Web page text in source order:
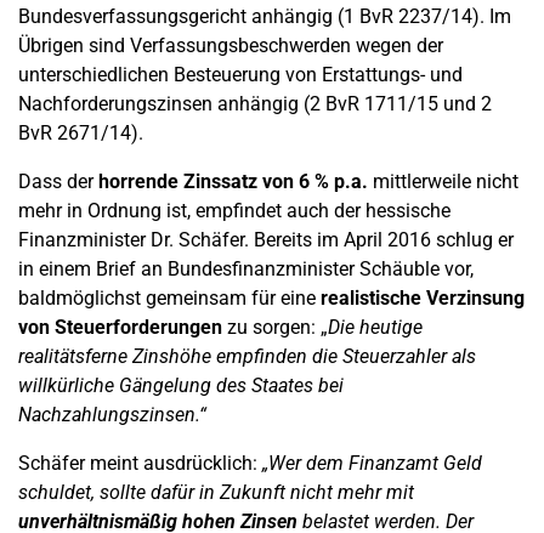
Bundesverfassungsgericht anhängig (1 BvR 2237/14). Im
Übrigen sind Verfassungsbeschwerden wegen der
unterschiedlichen Besteuerung von Erstattungs- und
Nachforderungszinsen anhängig (2 BvR 1711/15 und 2
BvR 2671/14).
Dass derhorrende Zinssatz von 6 % p.a. mittlerweile nicht
mehr in Ordnung ist, empfindet auch der hessische
Finanzminister Dr. Schäfer. Bereits im April 2016 schlug er
in einem Brief an Bundesfinanzminister Schäuble vor,
baldmöglichst gemeinsam für eine realistische Verzinsung
von Steuerforderungen zu sorgen: „Die heutige
realitätsferne Zinshöhe empfinden die Steuerzahler als
willkürliche Gängelung des Staates bei
Nachzahlungszinsen.“
Schäfer meint ausdrücklich: „Wer dem Finanzamt Geld
schuldet, sollte dafür in Zukunft nicht mehr mit
unverhältnismäßig hohen Zinsen belastet werden. Der